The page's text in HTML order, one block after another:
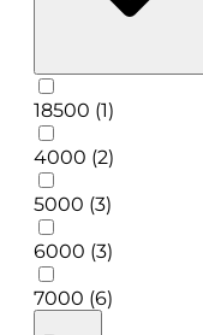
18500 (1)
4000 (2)
5000 (3)
6000 (3)
7000 (6)